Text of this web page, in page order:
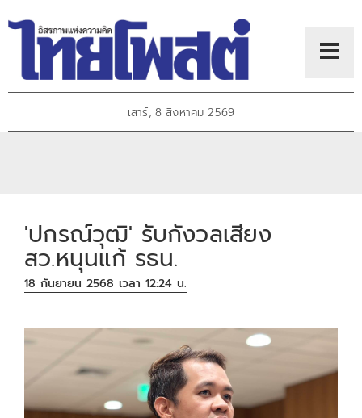
เสาร์, 8 สิงหาคม 2569
'ปกรณ์วุฒิ' รับกังวลเสียง
สว.หนุนแก้ รธน.
18 กันยายน 2568 เวลา 12:24 น.